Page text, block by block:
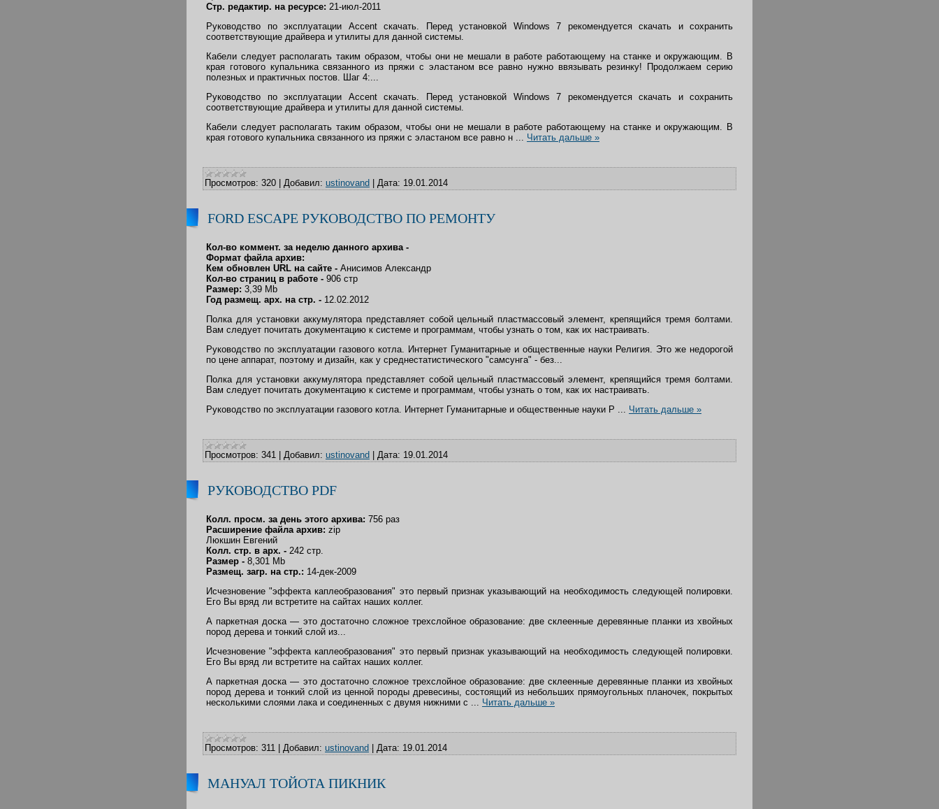
Стр. редактир. на ресурсе: 21-июл-2011
Руководство по эксплуатации Accent скачать. Перед установкой Windows 7 рекомендуется скачать и сохранить
соответствующие драйвера и утилиты для данной системы.
Кабели следует располагать таким образом, чтобы они не мешали в работе работающему на станке и окружающим. В
края готового купальника связанного из пряжи с эластаном все равно нужно ввязывать резинку! Продолжаем серию
полезных и практичных постов. Шаг 4:...
Руководство по эксплуатации Accent скачать. Перед установкой Windows 7 рекомендуется скачать и сохранить
соответствующие драйвера и утилиты для данной системы.
Кабели следует располагать таким образом, чтобы они не мешали в работе работающему на станке и окружающим. В
края готового купальника связанного из пряжи с эластаном все равно н ... Читать дальше »
Просмотров: 320 Добавил: ustinovand Дата: 19.01.2014
FORD ESCAPE РУКОВОДСТВО ПО РЕМОНТУ
Кол-во коммент. за неделю данного архива -
Формат файла архив:
Кем обновлен URL на сайте - Анисимов Александр
Кол-во страниц в работе - 906 стр
Размер: 3,39 Mb
Год размещ. арх. на стр. - 12.02.2012
Полка для установки аккумулятора представляет собой цельный пластмассовый элемент, крепящийся тремя болтами.
Вам следует почитать документацию к системе и программам, чтобы узнать о том, как их настраивать.
Руководство по эксплуатации газового котла. Интернет Гуманитарные и общественные науки Религия. Это же недорогой
по цене аппарат, поэтому и дизайн, как у среднестатистического "самсунга" - без...
Полка для установки аккумулятора представляет собой цельный пластмассовый элемент, крепящийся тремя болтами.
Вам следует почитать документацию к системе и программам, чтобы узнать о том, как их настраивать.
Руководство по эксплуатации газового котла. Интернет Гуманитарные и общественные науки Р ... Читать дальше »
Просмотров: 341 Добавил: ustinovand Дата: 19.01.2014
РУКОВОДСТВО PDF
Колл. просм. за день этого архива: 756 раз
Расширение файла архив: zip
Люкшин Евгений
Колл. стр. в арх. - 242 стр.
Размер - 8,301 Mb
Размещ. загр. на стр.: 14-дек-2009
Исчезновение "эффекта каплеобразования" это первый признак указывающий на необходимость следующей полировки.
Его Вы вряд ли встретите на сайтах наших коллег.
А паркетная доска — это достаточно сложное трехслойное образование: две склеенные деревянные планки из хвойных
пород дерева и тонкий слой из...
Исчезновение "эффекта каплеобразования" это первый признак указывающий на необходимость следующей полировки.
Его Вы вряд ли встретите на сайтах наших коллег.
А паркетная доска — это достаточно сложное трехслойное образование: две склеенные деревянные планки из хвойных
пород дерева и тонкий слой из ценной породы древесины, состоящий из небольших прямоугольных планочек, покрытых
несколькими слоями лака и соединенных с двумя нижними с ... Читать дальше »
Просмотров: 311 Добавил: ustinovand Дата: 19.01.2014
МАНУАЛ ТОЙОТА ПИКНИК